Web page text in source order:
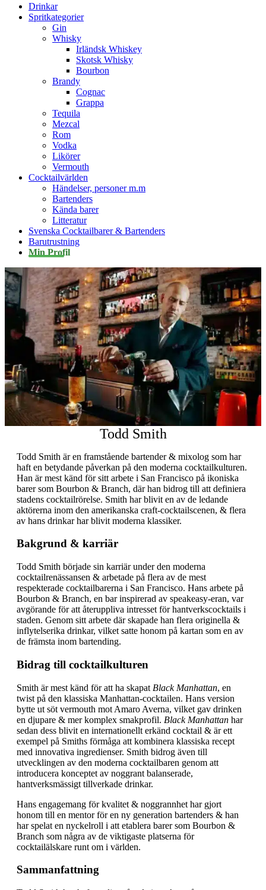
Drinkar
Spritkategorier
Gin
Whisky
Irländsk Whiskey
Skotsk Whisky
Bourbon
Brandy
Cognac
Grappa
Tequila
Mezcal
Rom
Vodka
Likörer
Vermouth
Cocktailvärlden
Händelser, personer m.m
Bartenders
Kända barer
Litteratur
Svenska Cocktailbarer & Bartenders
Barutrustning
Min Profil
Todd Smith
Todd Smith är en framstående bartender & mixolog som har
haft en betydande påverkan på den moderna cocktailkulturen.
Han är mest känd för sitt arbete i San Francisco på ikoniska
barer som Bourbon & Branch, där han bidrog till att definiera
stadens cocktailrörelse. Smith har blivit en av de ledande
aktörerna inom den amerikanska craft-cocktailscenen, & flera
av hans drinkar har blivit moderna klassiker.
Bakgrund & karriär
Todd Smith började sin karriär under den moderna
cocktailrenässansen & arbetade på flera av de mest
respekterade cocktailbarerna i San Francisco. Hans arbete på
Bourbon & Branch, en bar inspirerad av speakeasy-eran, var
avgörande för att återuppliva intresset för hantverkscocktails i
staden. Genom sitt arbete där skapade han flera originella &
inflytelserika drinkar, vilket satte honom på kartan som en av
de främsta inom bartending.
Bidrag till cocktailkulturen
Smith är mest känd för att ha skapat Black Manhattan, en
twist på den klassiska Manhattan-cocktailen. Hans version
bytte ut söt vermouth mot Amaro Averna, vilket gav drinken
en djupare & mer komplex smakprofil. Black Manhattan har
sedan dess blivit en internationellt erkänd cocktail & är ett
exempel på Smiths förmåga att kombinera klassiska recept
med innovativa ingredienser. Smith bidrog även till
utvecklingen av den moderna cocktailbaren genom att
introducera konceptet av noggrant balanserade,
hantverksmässigt tillverkade drinkar.
Hans engagemang för kvalitet & noggrannhet har gjort
honom till en mentor för en ny generation bartenders & han
har spelat en nyckelroll i att etablera barer som Bourbon &
Branch som några av de viktigaste platserna för
cocktailälskare runt om i världen.
Sammanfattning